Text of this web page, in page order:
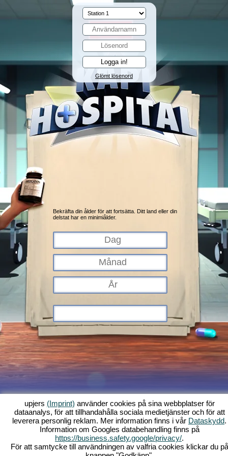
Glömt lösenord
Bekräfta din ålder för att fortsätta. Ditt land eller din
delstat har en minimiålder.
Vad är Kapi Hospital? Historia Funktioner Screenshots
Regler
Villkor Dataskydd Allmänna villkor Support
Webbläsarspel -
Upjers.com
Hantera Cookies
upjers (Imprint) använder cookies på sina webbplatser för
dataanalys, för att tillhandahålla sociala medietjänster och för att
leverera personlig reklam. Mer information finns i vår Dataskydd.
Information om Googles databehandling finns på
https://business.safety.google/privacy/.
För att samtycke till användningen av valfria cookies klickar du på